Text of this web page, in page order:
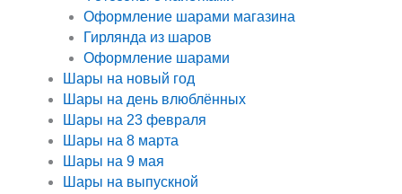
Оформление шарами магазина
Гирлянда из шаров
Оформление шарами
Шары на новый год
Шары на день влюблённых
Шары на 23 февраля
Шары на 8 марта
Шары на 9 мая
Шары на выпускной